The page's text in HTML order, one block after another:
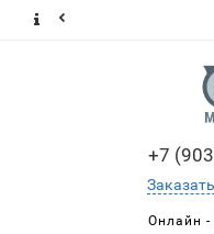
+7
Онлайн -